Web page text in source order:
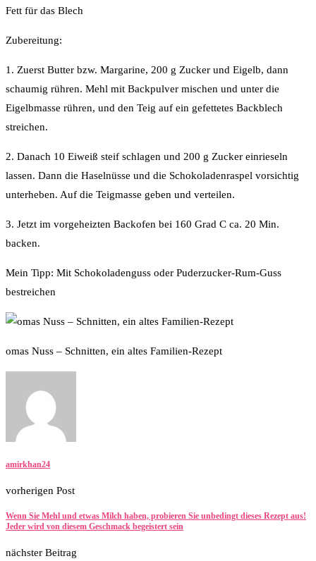
Fett für das Blech
Zubereitung:
1. Zuerst Butter bzw. Margarine, 200 g Zucker und Eigelb, dann
schaumig rühren. Mehl mit Backpulver mischen und unter die
Eigelbmasse rühren, und den Teig auf ein gefettetes Backblech
streichen.
2. Danach 10 Eiweiß steif schlagen und 200 g Zucker einrieseln
lassen. Dann die Haselnüsse und die Schokoladenraspel vorsichtig
unterheben. Auf die Teigmasse geben und verteilen.
3. Jetzt im vorgeheizten Backofen bei 160 Grad C ca. 20 Min.
backen.
Mein Tipp: Mit Schokoladenguss oder Puderzucker-Rum-Guss
bestreichen
omas Nuss – Schnitten, ein altes Familien-Rezept
amirkhan24
vorherigen Post
Wenn Sie Mehl und etwas Milch haben, probieren Sie unbedingt dieses Rezept aus!
Jeder wird von diesem Geschmack begeistert sein
nächster Beitrag